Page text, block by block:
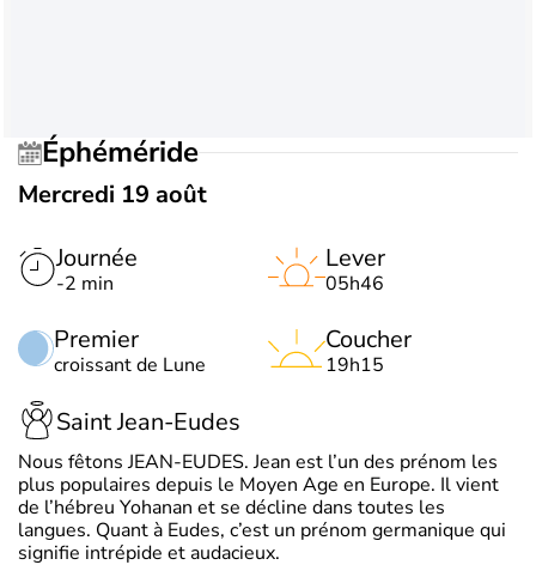
Éphéméride
Mercredi 19 août
Journée
-2 min
Premier
croissant de Lune
Lever
05h46
Coucher
19h15
Saint Jean-Eudes
Nous fêtons JEAN-EUDES. Jean est l’un des prénom les
plus populaires depuis le Moyen Age en Europe. Il vient
de l’hébreu Yohanan et se décline dans toutes les
langues. Quant à Eudes, c’est un prénom germanique qui
signifie intrépide et audacieux.